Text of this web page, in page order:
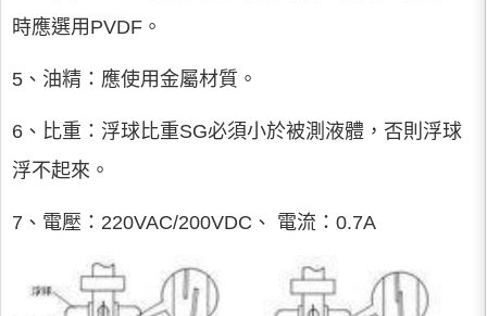
時應選用PVDF。
5、油精：應使用金屬材質。
6、比重：浮球比重SG必須小於被測液體，否則浮球
浮不起來。
7、電壓：220VAC/200VDC、 電流：0.7A